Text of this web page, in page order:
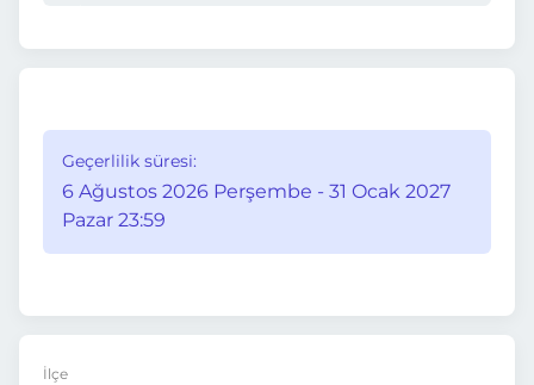
Geçerlilik süresi:
6 Ağustos 2026 Perşembe - 31 Ocak 2027
Pazar 23:59
İlçe